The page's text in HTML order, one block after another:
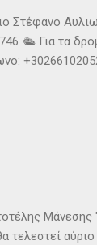
Στέφανο
🛳️ Για τα
και στο
Μάνεσης
τελεστεί